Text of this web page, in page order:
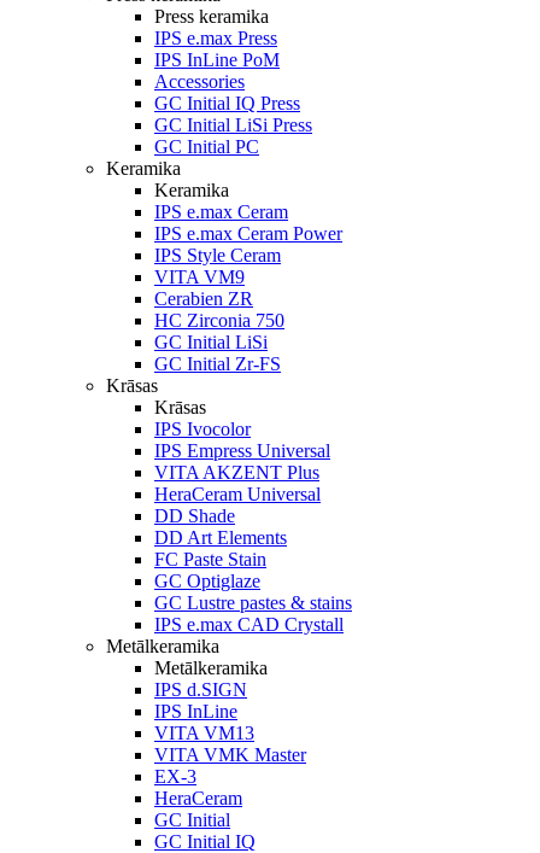
Press keramika
IPS e.max Press
IPS InLine PoM
Accessories
GC Initial IQ Press
GC Initial LiSi Press
GC Initial PC
Keramika
Keramika
IPS e.max Ceram
IPS e.max Ceram Power
IPS Style Ceram
VITA VM9
Cerabien ZR
HC Zirconia 750
GC Initial LiSi
GC Initial Zr-FS
Krāsas
Krāsas
IPS Ivocolor
IPS Empress Universal
VITA AKZENT Plus
HeraCeram Universal
DD Shade
DD Art Elements
FC Paste Stain
GC Optiglaze
GC Lustre pastes & stains
IPS e.max CAD Crystall
Metālkeramika
Metālkeramika
IPS d.SIGN
IPS InLine
VITA VM13
VITA VMK Master
EX-3
HeraCeram
GC Initial
GC Initial IQ